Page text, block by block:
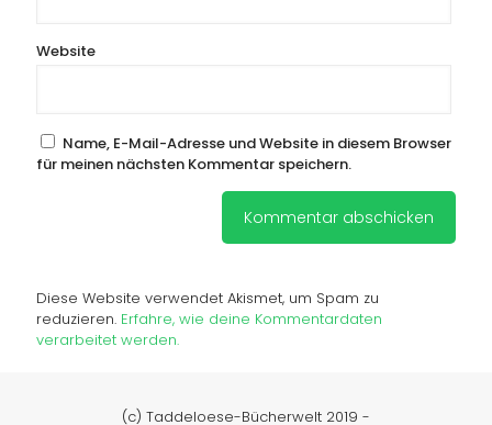
Website
Name, E-Mail-Adresse und Website in diesem Browser
für meinen nächsten Kommentar speichern.
Diese Website verwendet Akismet, um Spam zu
reduzieren. Erfahre, wie deine Kommentardaten
verarbeitet werden.
(c) Taddeloese-Bücherwelt 2019 -